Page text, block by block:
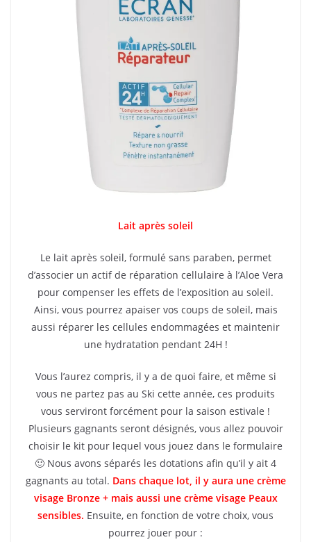
Lait après soleil
Le lait après soleil, formulé sans paraben, permet
d’associer un actif de réparation cellulaire à l’Aloe Vera
pour compenser les effets de l’exposition au soleil.
Ainsi, vous pourrez apaiser vos coups de soleil, mais
aussi réparer les cellules endommagées et maintenir
une hydratation pendant 24H !
Vous l’aurez compris, il y a de quoi faire, et même si
vous ne partez pas au Ski cette année, ces produits
vous serviront forcément pour la saison estivale !
Plusieurs gagnants seront désignés, vous allez pouvoir
choisir le kit pour lequel vous jouez dans le formulaire
🙂 Nous avons séparés les dotations afin qu’il y ait 4
gagnants au total. Dans chaque lot, il y aura une crème
visage Bronze + mais aussi une crème visage Peaux
sensibles. Ensuite, en fonction de votre choix, vous
pourrez jouer pour :